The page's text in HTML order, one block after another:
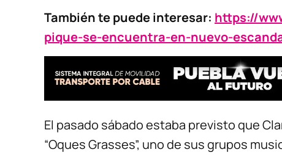
También te puede interesar: https://
pique-se-encuentra-en-nuevo-
El pasado sábado estaba previsto que
“Oques Grasses”, uno de sus grupos